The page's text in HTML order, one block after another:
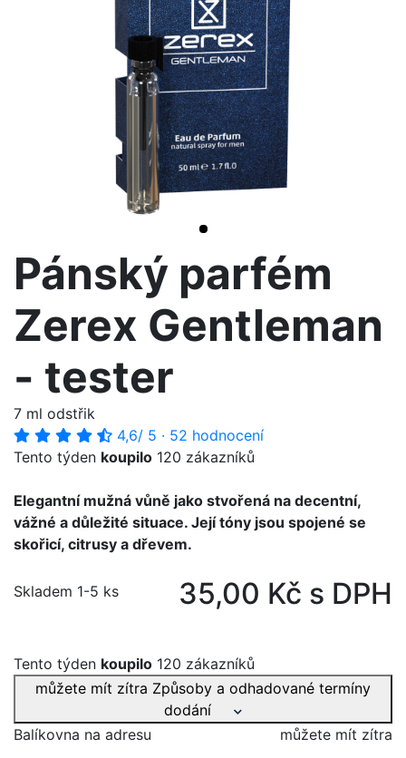
Pánský parfém
Zerex Gentleman
- tester
7 ml odstřik
4,6/ 5 · 52 hodnocení
Tento týden koupilo 120 zákazníků
Elegantní mužná vůně jako stvořená na decentní,
vážné a důležité situace. Její tóny jsou spojené se
skořicí, citrusy a dřevem.
Skladem 1-5 ks 35,00 Kč s DPH
Tento týden koupilo 120 zákazníků
můžete mít zítra Způsoby a odhadované termíny
dodání
Balíkovna na adresu
můžete mít zítra